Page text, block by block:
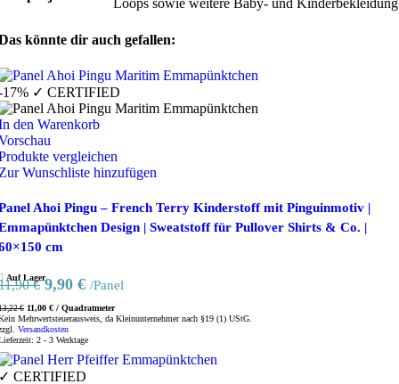
Loops sowie weitere Baby- und Kinderbekleidung
könnte dir auch gefallen:
17% ✓ CERTIFIED
den Warenkorb
vergleichen
Wunschliste hinzufügen
Ahoi Pingu – French Terry Kinderstoff mit Pinguinmotiv |
Design | Sweatstoff für Pullover Shirts & Co. |
cm
Auf Lager
€ Ursprünglicher
Preis
war:
11,90 €
9,90 €Aktueller
Preis
ist:
9,90 €.
/Panel
€ 11,00 € / Quadratmeter
Mehrwertsteuerausweis, da Kleinunternehmer nach §19 (1) UStG.
Versandkosten
2 - 3 Werktage
CERTIFIED